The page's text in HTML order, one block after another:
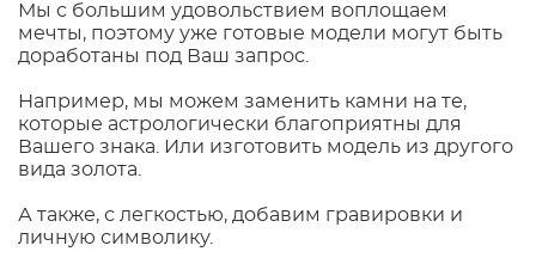
Мы с большим удовольствием воплощаем
мечты, поэтому уже готовые модели могут быть
доработаны под Ваш запрос.
Например, мы можем заменить камни на те,
которые астрологически благоприятны для
Вашего знака. Или изготовить модель из другого
вида золота.
А также, с легкостью, добавим гравировки и
личную символику.